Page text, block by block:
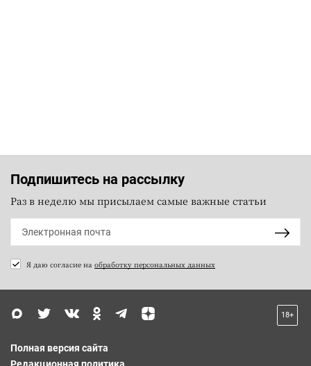
Подпишитесь на рассылку
Раз в неделю мы присылаем самые важные статьи
Я даю согласие на обработку персональных данных
18+
Полная версия сайта
Редакционная политика